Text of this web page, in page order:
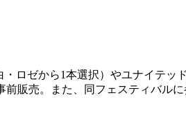
ロゼから1本選択）やユナイテッ
販売。また、同フェスティバル